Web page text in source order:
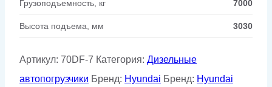
Грузоподъемность, кг 7000
Высота подъема, мм 3030
Артикул: 70DF-7 Категория: Дизельные
автопогрузчики Бренд: Hyundai Бренд: Hyundai